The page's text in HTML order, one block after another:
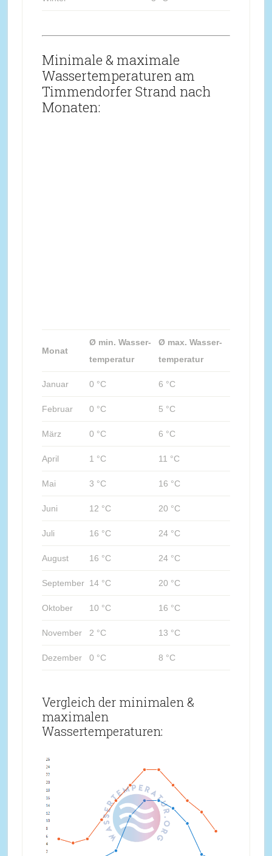
Minimale & maximale
Wassertemperaturen am
Timmendorfer Strand nach
Monaten:
Monat
Ø min. Wasser-
temperatur
Ø max. Wasser-
temperatur
Januar 0 °C 6 °C
Februar 0 °C 5 °C
März 0 °C 6 °C
April 1 °C 11 °C
Mai 3 °C 16 °C
Juni 12 °C 20 °C
Juli 16 °C 24 °C
August 16 °C 24 °C
September 14 °C 20 °C
Oktober 10 °C 16 °C
November 2 °C 13 °C
Dezember 0 °C 8 °C
Vergleich der minimalen &
maximalen
Wassertemperaturen: